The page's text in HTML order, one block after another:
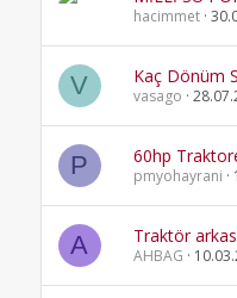
hacimmet
V Kaç Dönüm
vasago
P 60hp
pmyohayrani
A Traktör
AHBAG